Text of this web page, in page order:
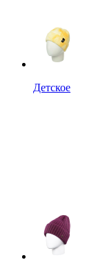
Детское